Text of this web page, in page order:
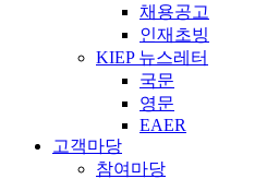
채용공고
인재초빙
KIEP 뉴스레터
국문
영문
EAER
고객마당
참여마당